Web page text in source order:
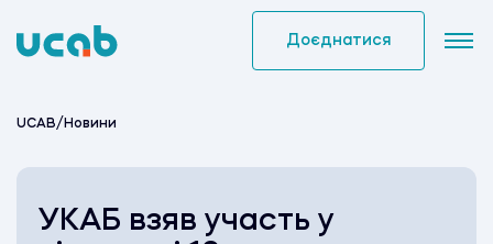
to
Доєднатися
UCAB/ Новини
УКАБ взяв участь у